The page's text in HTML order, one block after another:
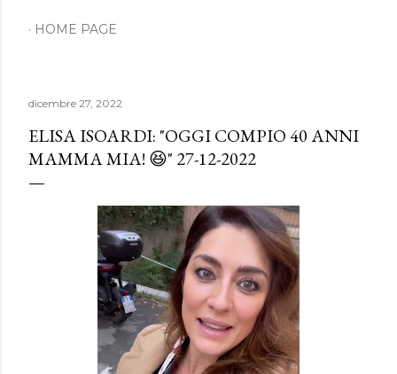
HOME PAGE
dicembre 27, 2022
ELISA ISOARDI: "OGGI COMPIO 40 ANNI
MAMMA MIA! 😆" 27-12-2022